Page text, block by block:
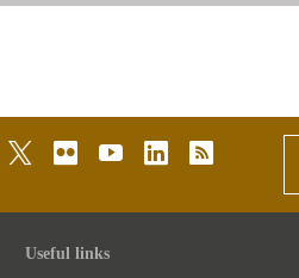
twitterflickr youtubelinkedinrss
Useful links